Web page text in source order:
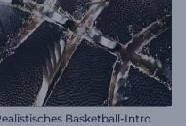
Basketball-Intro